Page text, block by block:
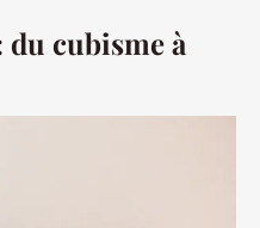
du cubisme à